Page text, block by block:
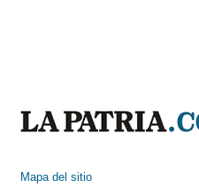
Mapa del sitio